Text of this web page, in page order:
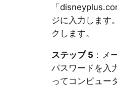
「
ジに入力します
クします。
ステップ 5 ：メ
パスワードを入
ってコンピュー